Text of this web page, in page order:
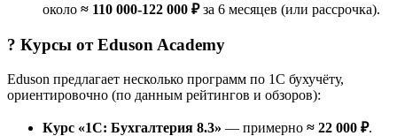
около ≈ 110 000-122 000 ₽за 6 месяцев (или рассрочка).
? Курсы отEduson Academy
Eduson предлагает несколько программ по 1С бухучёту,
ориентировочно (по данным рейтингов и обзоров):
Курс «1С: Бухгалтерия 8.3» — примерно ≈ 22 000 ₽.